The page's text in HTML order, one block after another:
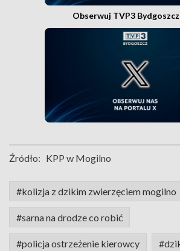
Obserwuj TVP3 Bydgoszcz
Źródło: KPP w Mogilno
#kolizja z dzikim zwierzęciem mogilno
#sarna na drodze co robić
#policja ostrzeżenie kierowcy